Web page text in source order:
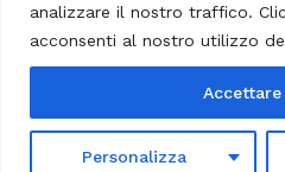
analizzare il nostro traffico.
acconsenti al nostro utilizzo
Personalizza
© 2023 - Casa Musicale Vicini.